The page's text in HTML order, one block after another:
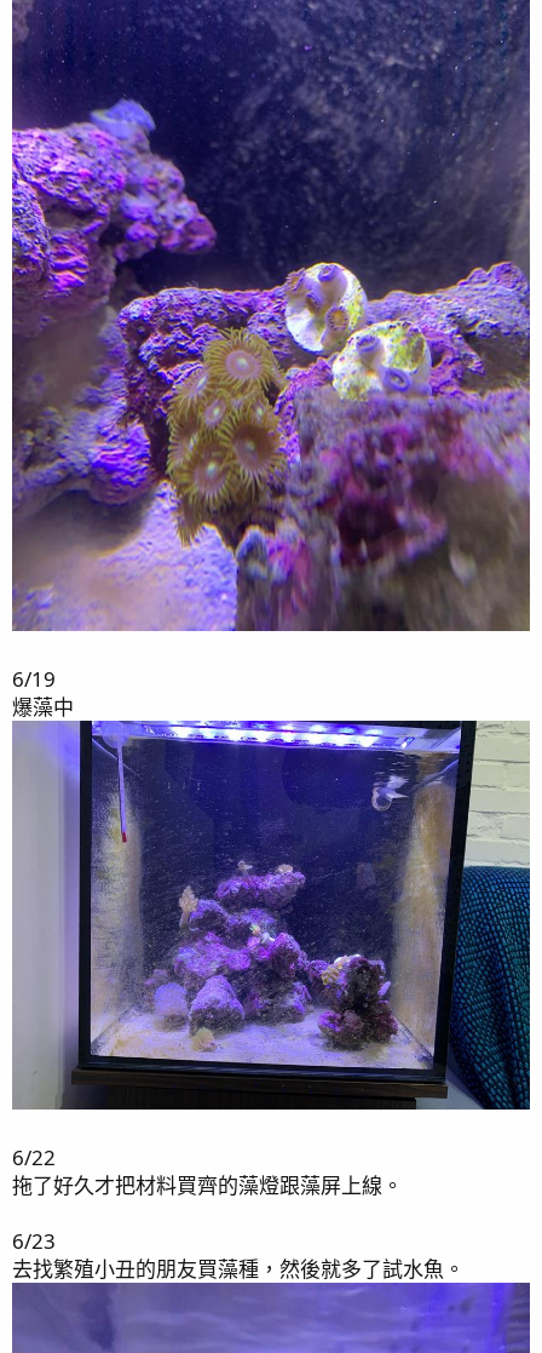
6/19
爆藻中
6/22
拖了好久才把材料買齊的藻燈跟藻屏上線。
6/23
去找繁殖小丑的朋友買藻種，然後就多了試水魚。